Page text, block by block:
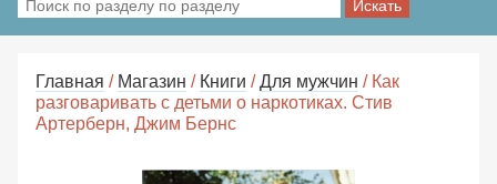
Главная / Магазин / Книги /Для мужчин / Как
разговаривать с детьми о наркотиках. Стив
Артерберн, Джим Бернс